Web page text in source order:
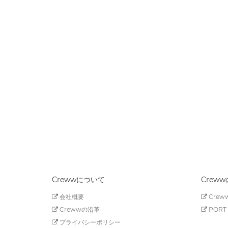
Crewwについて
会社概要
Crewwの沿革
プライバシーポリシー
Creww
PORT